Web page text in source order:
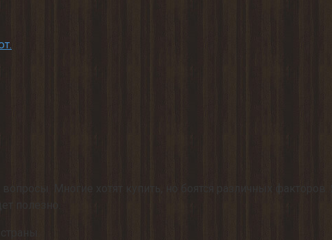
Многие хотят купить, но боятся различных
полезно.